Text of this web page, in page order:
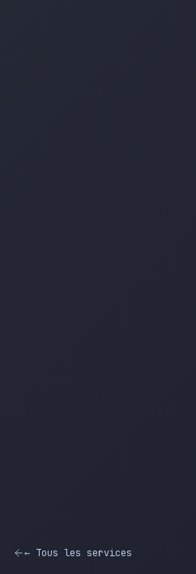
← Tous les services